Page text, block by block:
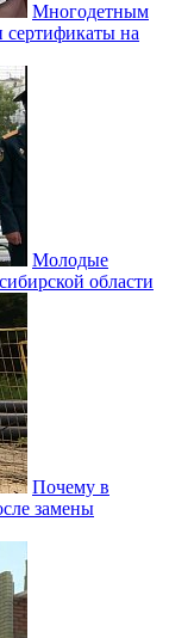
Многодетным
сертификаты на
Молодые
области
Почему в
замены